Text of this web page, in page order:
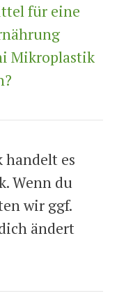
für eine
Mikroplastik
es
Wenn du
wir ggf.
ändert